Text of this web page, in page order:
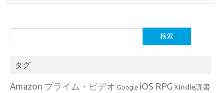
索:
タグ
Amazon プライム・ビデオ Google iOS RPG Kindle読書